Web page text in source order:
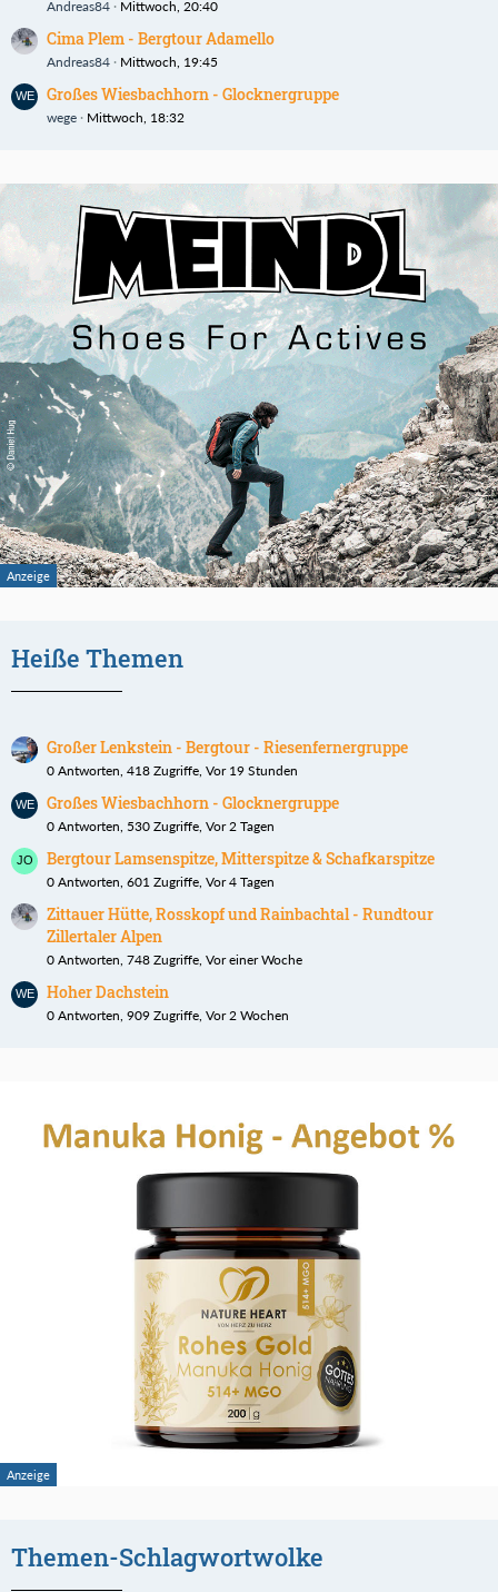
Andreas84 Mittwoch, 20:40
Cima Plem - Bergtour Adamello
Andreas84 Mittwoch, 19:45
Großes Wiesbachhorn - Glocknergruppe
wege Mittwoch, 18:32
Heiße Themen
Großer Lenkstein - Bergtour - Riesenfernergruppe
0 Antworten, 418 Zugriffe, Vor 19 Stunden
Großes Wiesbachhorn - Glocknergruppe
0 Antworten, 530 Zugriffe, Vor 2 Tagen
Bergtour Lamsenspitze, Mitterspitze & Schafkarspitze
0 Antworten, 601 Zugriffe, Vor 4 Tagen
Zittauer Hütte, Rosskopf und Rainbachtal - Rundtour
Zillertaler Alpen
0 Antworten, 748 Zugriffe, Vor einer Woche
Hoher Dachstein
0 Antworten, 909 Zugriffe, Vor 2 Wochen
Themen-Schlagwortwolke